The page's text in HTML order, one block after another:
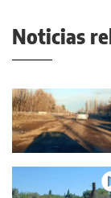
Noticias